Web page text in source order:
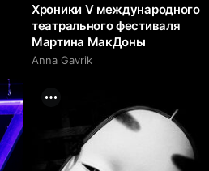
Хроники V международного
театрального фестиваля
Мартина МакДоны
Anna Gavrik